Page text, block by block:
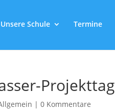
Unsere Schule Termine
Projekttag
|0 Kommentare